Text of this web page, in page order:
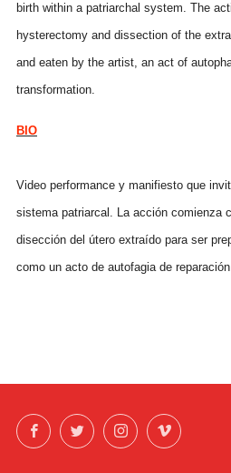
birth within a patriarchal system. The
hysterectomy and dissection of the
and eaten by the artist, an act of
transformation.
BIO
Video performance y manifiesto que
sistema patriarcal. La acción comienza
disección del útero extraído para ser
como un acto de autofagia de
FacebookTwitterInstagramVimeo